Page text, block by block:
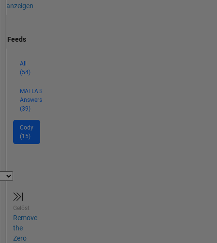
anzeigen
Feeds
All
(54)
MATLAB
Answers
(39)
Cody
(15)
Gelöst
Remove
the
Zero